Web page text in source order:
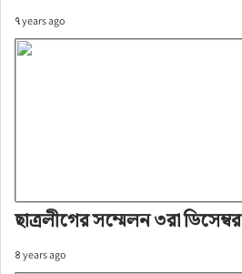
৭ years ago
ছাত্রলীগের সম্মেলন ৩রা ডিসেম্বর
৪ years ago